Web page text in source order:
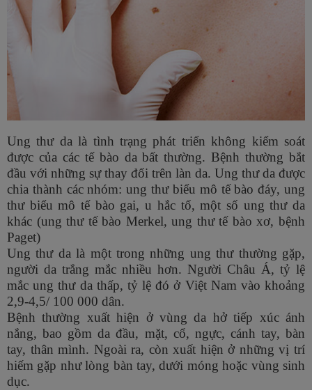
Ung thư da là tình trạng phát triển không kiểm soát
được của các tế bào da bất thường. Bệnh thường bắt
đầu với những sự thay đổi trên làn da. Ung thư da được
chia thành các nhóm: ung thư biểu mô tế bào đáy, ung
thư biểu mô tế bào gai, u hắc tố, một số ung thư da
khác (ung thư tế bào Merkel, ung thư tế bào xơ, bệnh
Paget)
Ung thư da là một trong những ung thư thường gặp,
người da trắng mắc nhiều hơn. Người Châu Á, tỷ lệ
mắc ung thư da thấp, tỷ lệ đó ở Việt Nam vào khoảng
2,9-4,5/ 100 000 dân.
Bệnh thường xuất hiện ở vùng da hở tiếp xúc ánh
nắng, bao gồm da đầu, mặt, cổ, ngực, cánh tay, bàn
tay, thân mình. Ngoài ra, còn xuất hiện ở những vị trí
hiếm gặp như lòng bàn tay, dưới móng hoặc vùng sinh
dục.